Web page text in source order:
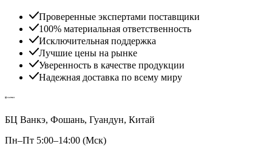
Проверенные экспертами поставщики
100% материальная ответственность
Исключительная поддержка
Лучшие цены на рынке
Уверенность в качестве продукции
Надежная доставка по всему миру
БЦ Ванкэ, Фошань, Гуандун, Китай
Пн–Пт 5:00–14:00 (Мск)